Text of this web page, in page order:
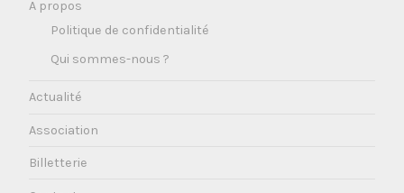
A propos
Politique de confidentialité
Qui sommes-nous ?
Actualité
Association
Billetterie